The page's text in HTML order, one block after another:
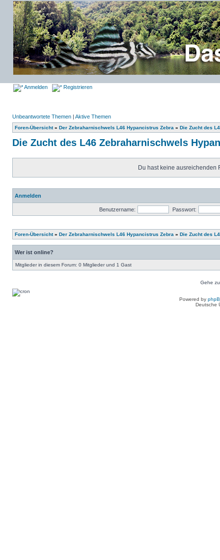
Anmelden Registrieren
Unbeantwortete Themen | Aktive Themen
Foren-Übersicht» Der Zebraharnischwels L46 Hypancistrus Zebra » Die Zucht des
Die Zucht des L46 Zebraharnischwels
Du hast keine ausreichenden
Anmelden
Benutzername: Passwort:
Foren-Übersicht» Der Zebraharnischwels L46 Hypancistrus Zebra » Die Zucht des
Wer ist online?
Mitglieder in diesem Forum: 0 Mitglieder und 1 Gast
Gehe
Powered by
Deutsche